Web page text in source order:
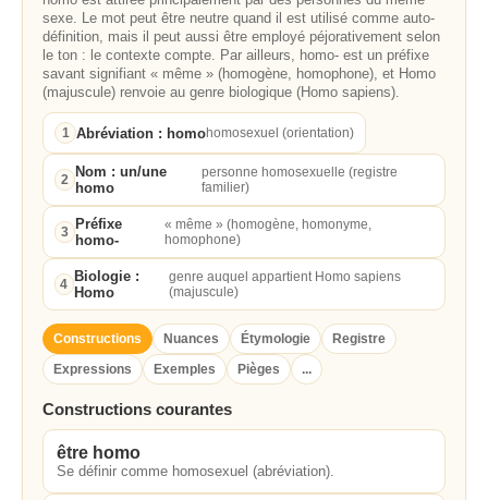
sexe. Le mot peut être neutre quand il est utilisé comme auto-
définition, mais il peut aussi être employé péjorativement selon
le ton : le contexte compte. Par ailleurs, homo- est un préfixe
savant signifiant « même » (homogène, homophone), et Homo
(majuscule) renvoie au genre biologique (Homo sapiens).
1 Abréviation : homohomosexuel (orientation)
2 Nom : un/une
homo
personne homosexuelle (registre
familier)
3 Préfixe
homo-
« même » (homogène, homonyme,
homophone)
4 Biologie :
Homo
genre auquel appartient Homo sapiens
(majuscule)
Constructions Nuances Étymologie
Registre
Expressions
Exemples Pièges ...
Constructions courantes
être homo
Se définir comme homosexuel (abréviation).